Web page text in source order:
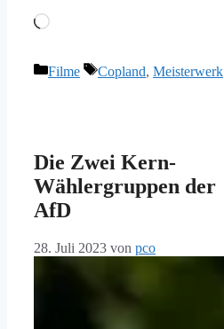
Wird
Kategorien
Filme Schlagwörter
Copland, Meisterwerk
Die Zwei Kern-
Wählergruppen der
AfD
28. Juli 2023 von pco